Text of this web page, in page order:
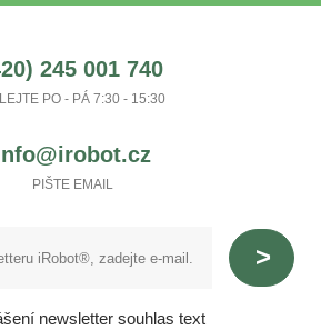
245 001 740
PO - PÁ 7:30 - 15:30
PIŠTE EMAIL
newsletter souhlas text